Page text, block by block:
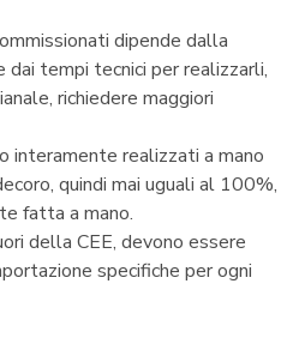
dipende dalla
tempi tecnici per realizzarli,
richiedere maggiori
realizzati a mano
quindi mai uguali al 100%,
fatta a mano.
della CEE, devono essere
specifiche per ogni